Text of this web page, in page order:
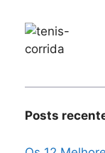
Posts